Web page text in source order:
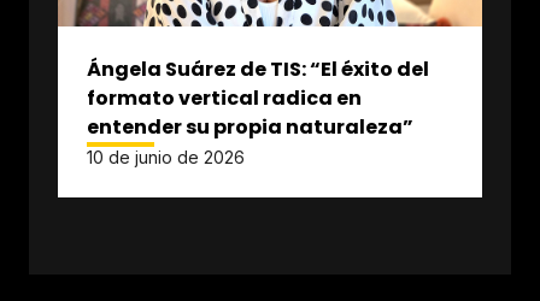
Ángela Suárez de TIS: “El éxito del
formato vertical radica en
entender su propia naturaleza”
10 de junio de 2026